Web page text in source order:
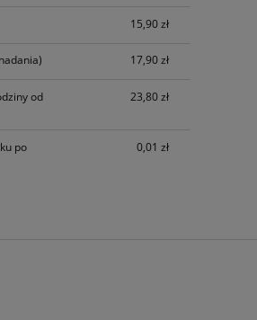
Woreczki foliowe Folijki Foliówki
15,90 zł
17,90 zł
od
23,80 zł
po
0,01 zł